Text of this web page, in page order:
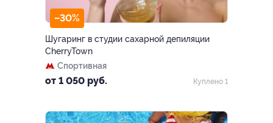
–30%
Шугаринг в студии сахарной депиляции
CherryTown
Спортивная
от 1 050 руб. Куплено 1